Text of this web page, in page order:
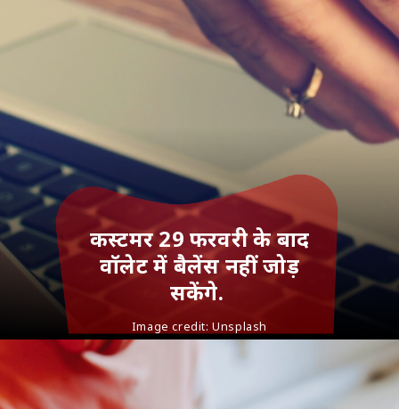
कस्‍टमर 29 फरवरी के बाद
वॉलेट में बैलेंस नहीं जोड़
सकेंगे.
Image credit:Unsplash